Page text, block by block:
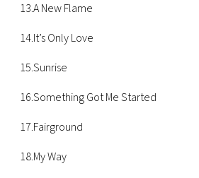
13.A New Flame
14.It’s Only Love
15.Sunrise
16.Something Got Me Started
17.Fairground
18.My Way